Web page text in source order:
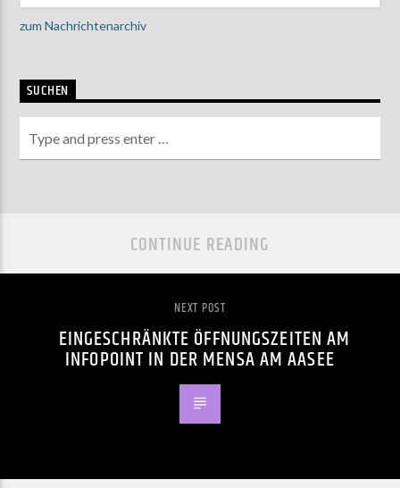
zum Nachrichtenarchiv
SUCHEN
CONTINUE READING
NEXT POST
EINGESCHRÄNKTE ÖFFNUNGSZEITEN AM
INFOPOINT IN DER MENSA AM AASEE